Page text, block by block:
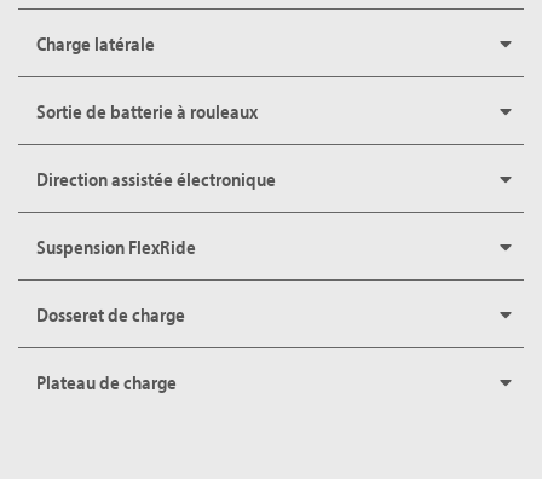
Charge latérale
Sortie de batterie à rouleaux
Direction assistée électronique
Suspension FlexRide
Dosseret de charge
Plateau de charge